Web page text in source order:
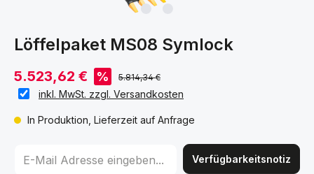
Löffelpaket MS08 Symlock
5.523,62 € % 5.814,34 €
inkl. MwSt. zzgl. Versandkosten
In Produktion, Lieferzeit auf Anfrage
Verfügbarkeitsnotiz